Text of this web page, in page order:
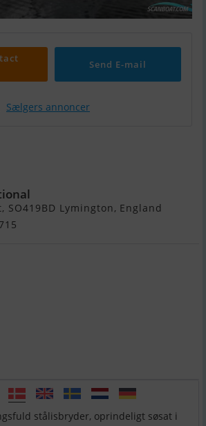
Send E-mail
Sælgers annoncer
SO419BD Lymington, England
stålisbryder, oprindeligt søsat i